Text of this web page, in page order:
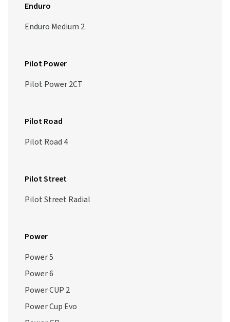
Enduro
Enduro Medium 2
Pilot Power
Pilot Power 2CT
Pilot Road
Pilot Road 4
Pilot Street
Pilot Street Radial
Power
Power 5
Power 6
Power CUP 2
Power Cup Evo